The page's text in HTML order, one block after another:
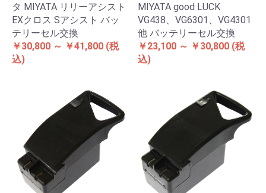
タ MIYATA リリーアシスト
EXクロス Sアシスト バッ
テリーセル交換
￥30,800 ～ ￥41,800 (税
込)
MIYATA good LUCK
VG438、VG6301、VG4301
他 バッテリーセル交換
￥23,100 ～ ￥30,800 (税
込)